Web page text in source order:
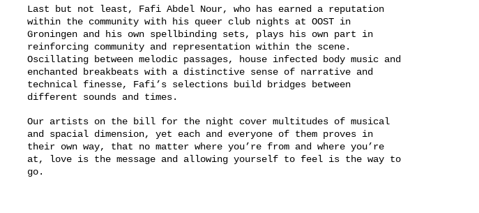
Last but not least, Fafi Abdel Nour, who has earned a reputation
within the community with his queer club nights at OOST in
Groningen and his own spellbinding sets, plays his own part in
reinforcing community and representation within the scene.
Oscillating between melodic passages, house infected body music and
enchanted breakbeats with a distinctive sense of narrative and
technical finesse, Fafi’s selections build bridges between
different sounds and times.
Our artists on the bill for the night cover multitudes of musical
and spacial dimension, yet each and everyone of them proves in
their own way, that no matter where you’re from and where you’re
at, love is the message and allowing yourself to feel is the way to
go.